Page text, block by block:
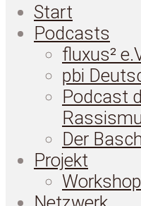
Start
Podcasts
fluxus²
pbi
Podcast
Der
Projekt